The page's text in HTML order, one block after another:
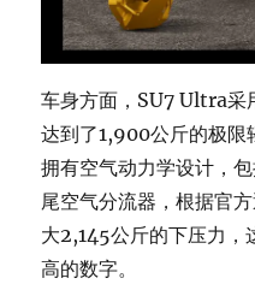
车身方面，SU7 Ultra采
达到了1,900公斤的极
拥有空气动力学设计，
尾空气分流器，根据官
大2,145公斤的下压力，
高的数字。